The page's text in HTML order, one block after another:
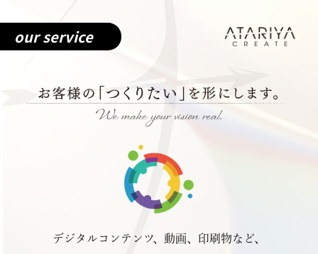
our service
デジタルコンテンツ、動画、印刷物など、